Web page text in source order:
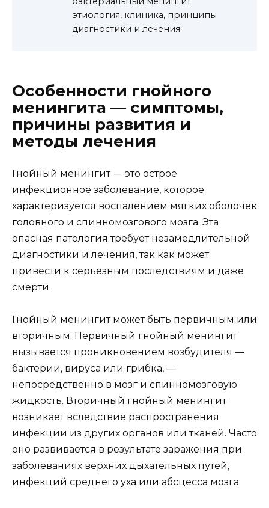
этиология, клиника, принципы
диагностики и лечения
Особенности гнойного
менингита — симптомы,
причины развития и
методы лечения
Гнойный менингит — это острое
инфекционное заболевание, которое
характеризуется воспалением мягких оболочек
головного и спинномозгового мозга. Эта
опасная патология требует незамедлительной
диагностики и лечения, так как может
привести к серьезным последствиям и даже
смерти.
Гнойный менингит может быть первичным или
вторичным. Первичный гнойный менингит
вызывается проникновением возбудителя —
бактерии, вируса или грибка, —
непосредственно в мозг и спинномозговую
жидкость. Вторичный гнойный менингит
возникает вследствие распространения
инфекции из других органов или тканей. Часто
оно развивается в результате заражения при
заболеваниях верхних дыхательных путей,
инфекций среднего уха или абсцесса мозга.